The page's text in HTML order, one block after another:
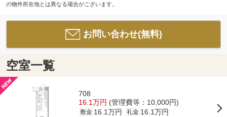
の物件所在地とは異なる場合がございます。
お問い合わせ(無料)
空室一覧
708
16.1万円 (管理費等：10,000円)
敷金 16.1万円 礼金 16.1万円